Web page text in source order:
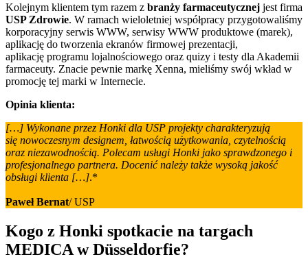
Kolejnym klientem tym razem z branży farmaceutycznej jest firma
USP Zdrowie. W ramach wieloletniej współpracy przygotowaliśmy
korporacyjny serwis WWW, serwisy WWW produktowe (marek),
aplikację do tworzenia ekranów firmowej prezentacji,
aplikację programu lojalnościowego oraz quizy i testy dla Akademii
farmaceuty. Znacie pewnie markę Xenna, mieliśmy swój wkład w
promocję tej marki w Internecie.
Opinia klienta:
[…] Wykonane przez Honki dla USP projekty charakteryzują
się nowoczesnym designem, łatwością użytkowania, czytelnością
oraz niezawodnością. Polecam usługi Honki jako sprawdzonego i
profesjonalnego partnera. Docenić należy także wysoką jakość
obsługi klienta […].*
Paweł Bernat/ USP
Kogo z Honki spotkacie na targach
MEDICA w Düsseldorfie?